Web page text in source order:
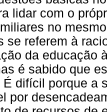
lidar com o
no
se referem à
da educação
é sabido que
difícil porque a
por